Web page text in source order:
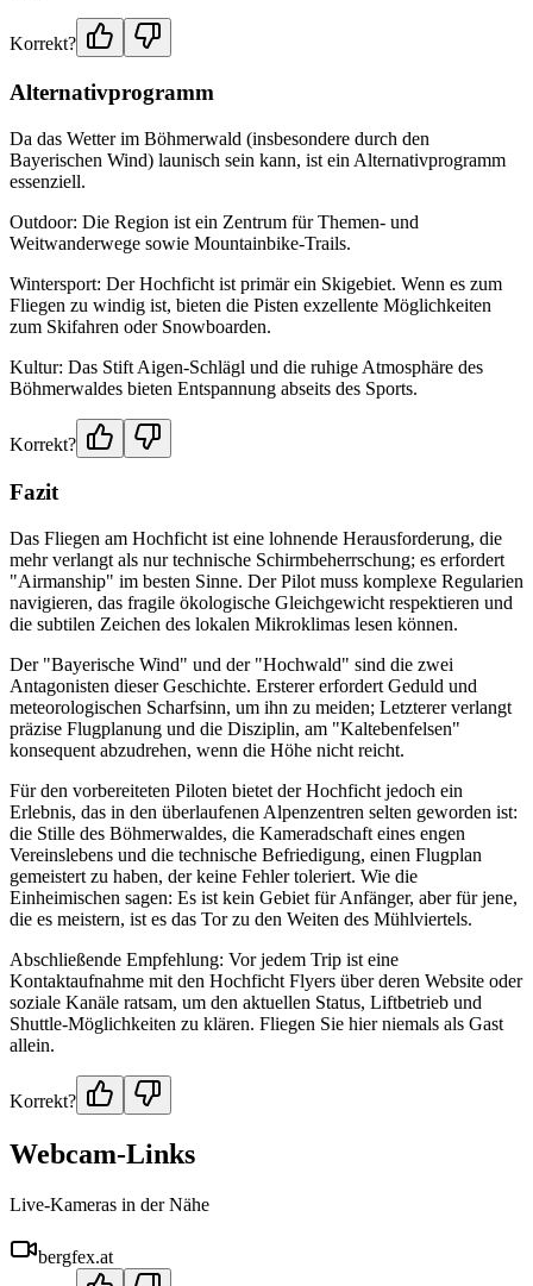
Korrekt?
Alternativprogramm
Da das Wetter im Böhmerwald (insbesondere durch den
Bayerischen Wind) launisch sein kann, ist ein Alternativprogramm
essenziell.
Outdoor: Die Region ist ein Zentrum für Themen- und
Weitwanderwege sowie Mountainbike-Trails.
Wintersport: Der Hochficht ist primär ein Skigebiet. Wenn es zum
Fliegen zu windig ist, bieten die Pisten exzellente Möglichkeiten
zum Skifahren oder Snowboarden.
Kultur: Das Stift Aigen-Schlägl und die ruhige Atmosphäre des
Böhmerwaldes bieten Entspannung abseits des Sports.
Korrekt?
Fazit
Das Fliegen am Hochficht ist eine lohnende Herausforderung, die
mehr verlangt als nur technische Schirmbeherrschung; es erfordert
"Airmanship" im besten Sinne. Der Pilot muss komplexe Regularien
navigieren, das fragile ökologische Gleichgewicht respektieren und
die subtilen Zeichen des lokalen Mikroklimas lesen können.
Der "Bayerische Wind" und der "Hochwald" sind die zwei
Antagonisten dieser Geschichte. Ersterer erfordert Geduld und
meteorologischen Scharfsinn, um ihn zu meiden; Letzterer verlangt
präzise Flugplanung und die Disziplin, am "Kaltebenfelsen"
konsequent abzudrehen, wenn die Höhe nicht reicht.
Für den vorbereiteten Piloten bietet der Hochficht jedoch ein
Erlebnis, das in den überlaufenen Alpenzentren selten geworden ist:
die Stille des Böhmerwaldes, die Kameradschaft eines engen
Vereinslebens und die technische Befriedigung, einen Flugplan
gemeistert zu haben, der keine Fehler toleriert. Wie die
Einheimischen sagen: Es ist kein Gebiet für Anfänger, aber für jene,
die es meistern, ist es das Tor zu den Weiten des Mühlviertels.
Abschließende Empfehlung: Vor jedem Trip ist eine
Kontaktaufnahme mit den Hochficht Flyers über deren Website oder
soziale Kanäle ratsam, um den aktuellen Status, Liftbetrieb und
Shuttle-Möglichkeiten zu klären. Fliegen Sie hier niemals als Gast
allein.
Korrekt?
Webcam-Links
Live-Kameras in der Nähe
bergfex.at